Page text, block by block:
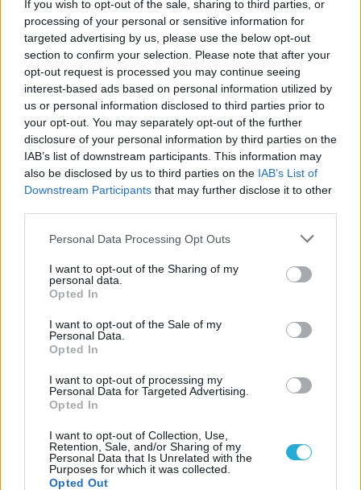
If you wish to opt-out of the sale, sharing to third parties, or
processing of your personal or sensitive information for
targeted advertising by us, please use the below opt-out
section to confirm your selection. Please note that after your
opt-out request is processed you may continue seeing
interest-based ads based on personal information utilized by
us or personal information disclosed to third parties prior to
your opt-out. You may separately opt-out of the further
disclosure of your personal information by third parties on the
IAB’s list of downstream participants. This information may
also be disclosed by us to third parties on the IAB’s List of
Downstream Participants that may further disclose it to other
Please note that this website/app uses one or more Google
not limited to your visit or usage behaviour. You may click to
grant or deny consent to Google and its third-party tags to
use your data for below specified purposes in below Google
consent section.
Personal Data Processing Opt Outs
I want to opt-out of the Sharing of my
personal data.
Opted In
I want to opt-out of the Sale of my
Personal Data.
Opted In
I want to opt-out of processing my
Personal Data for Targeted Advertising.
Opted In
I want to opt-out of Collection, Use,
Retention, Sale, and/or Sharing of my
Personal Data that Is Unrelated with the
Purposes for which it was collected.
Opted Out